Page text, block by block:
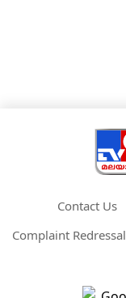
Contact Us
Complaint Redressal